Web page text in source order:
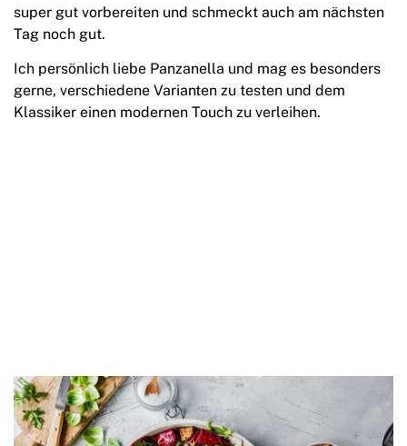
super gut vorbereiten und schmeckt auch am nächsten
Tag noch gut.
Ich persönlich liebe Panzanella und mag es besonders
gerne, verschiedene Varianten zu testen und dem
Klassiker einen modernen Touch zu verleihen.